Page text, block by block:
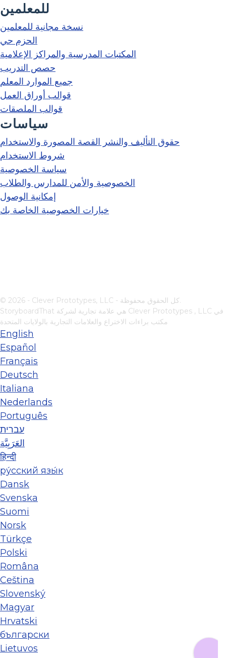
للمعلمين
نسخة مجانية للمعلمين
الحزم حي
المكتبات المدرسية والمراكز الإعلامية
حصص التدريب
جميع الموارد المعلم
قوالب أوراق العمل
قوالب الملصقات
سياسات
حقوق التأليف والنشر القصة المصورة والاستخدام
شروط الاستخدام
سياسة الخصوصية
الخصوصية والأمن للمدارس والطلاب
إمكانية الوصول
خيارات الخصوصية الخاصة بك
Clever Prototypes , LLC
مكتب براءات الاختراع والعلامات التجارية بالولايات المتحدة
English
Español
Français
Deutsch
Italiana
Nederlands
Português
עברית
العَرَبِيَّة
हिन्दी
ру́сский язы́к
Dansk
Svenska
Suomi
Norsk
Türkçe
Polski
Româna
Ceština
Slovenský
Magyar
Hrvatski
български
Lietuvos